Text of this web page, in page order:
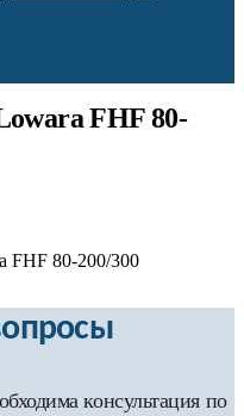
FHF 80-
FHF 80-200/300
консультация по